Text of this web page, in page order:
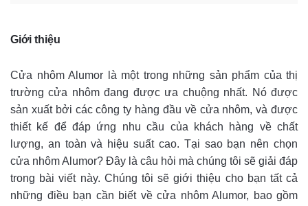
Giới thiệu
Cửa nhôm Alumor là một trong những sản phẩm của thị
trường cửa nhôm đang được ưa chuộng nhất. Nó được
sản xuất bởi các công ty hàng đầu về cửa nhôm, và được
thiết kế để đáp ứng nhu cầu của khách hàng về chất
lượng, an toàn và hiệu suất cao. Tại sao bạn nên chọn
cửa nhôm Alumor? Đây là câu hỏi mà chúng tôi sẽ giải đáp
trong bài viết này. Chúng tôi sẽ giới thiệu cho bạn tất cả
những điều bạn cần biết về cửa nhôm Alumor, bao gồm